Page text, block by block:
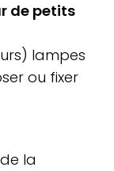
de petits
lampes
ou fixer
la